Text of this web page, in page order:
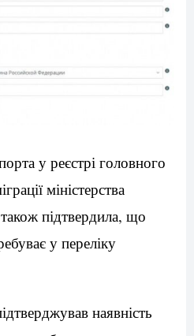
у реєстрі головного
міністерства
підтвердила, що
у переліку
наявність